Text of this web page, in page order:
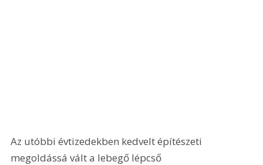
Az utóbbi évtizedekben kedvelt építészeti
megoldássá vált a lebegő lépcső